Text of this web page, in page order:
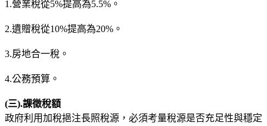
1.營業稅從5%提高為5.5%。
2.遺贈稅從10%提高為20%。
3.房地合一稅。
4.公務預算。
(三).課徵稅額
政府利用加稅挹注長照稅源，必須考量稅源是否充足性與穩定